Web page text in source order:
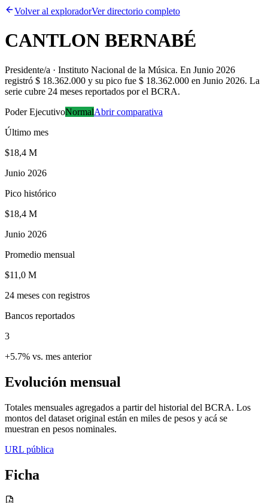
Volver al exploradorVer directorio completo
CANTLON BERNABÉ
Presidente/a · Instituto Nacional de la Música. En Junio 2026
registró $ 18.362.000 y su pico fue $ 18.362.000 en Junio 2026. La
serie cubre 24 meses reportados por el BCRA.
Poder EjecutivoNormalAbrir comparativa
Último mes
$18,4 M
Junio 2026
Pico histórico
$18,4 M
Junio 2026
Promedio mensual
$11,0 M
24 meses con registros
Bancos reportados
3
+5.7% vs. mes anterior
Evolución mensual
Totales mensuales agregados a partir del historial del BCRA. Los
montos del dataset original están en miles de pesos y acá se
muestran en pesos nominales.
URL pública
Ficha